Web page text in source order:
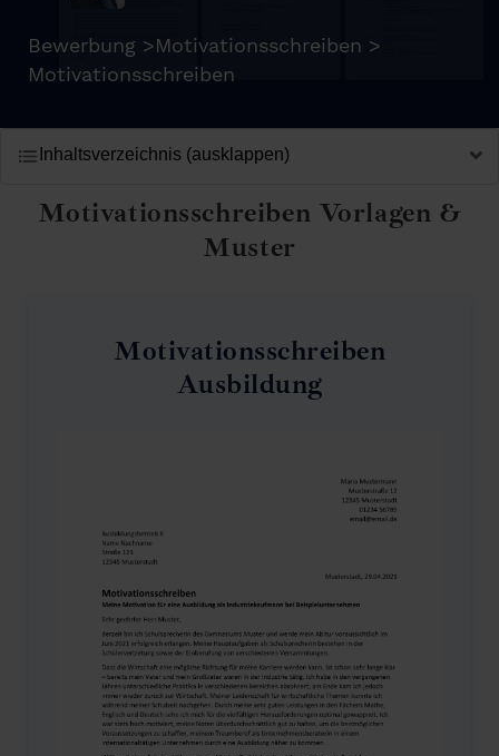
Bewerbung >Motivationsschreiben >
Motivationsschreiben
Inhaltsverzeichnis (ausklappen)
Motivationsschreiben Vorlagen &
Muster
Motivationsschreiben
Ausbildung